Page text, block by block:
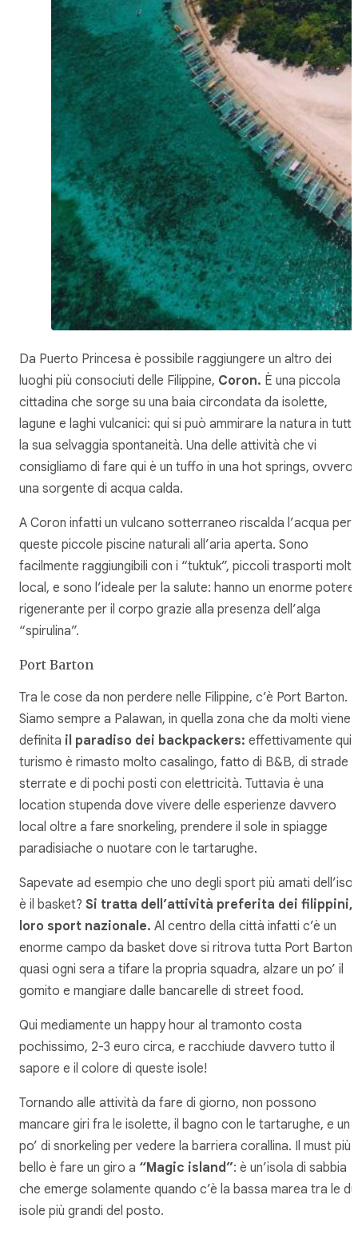
Da Puerto Princesa è possibile raggiungere un altro dei
luoghi più consociuti delle Filippine, Coron. È una piccola
cittadina che sorge su una baia circondata da isolette,
lagune e laghi vulcanici: qui si può ammirare la natura in tutta
la sua selvaggia spontaneità. Una delle attività che vi
consigliamo di fare qui è un tuffo in una hot springs, ovvero
una sorgente di acqua calda.
A Coron infatti un vulcano sotterraneo riscalda l’acqua per
queste piccole piscine naturali all’aria aperta. Sono
facilmente raggiungibili con i “tuktuk”, piccoli trasporti
local, e sono l’ideale per la salute: hanno un enorme potere
rigenerante per il corpo grazie alla presenza dell’alga
“spirulina”.
Port Barton
Tra le cose da non perdere nelle Filippine, c’è Port Barton.
Siamo sempre a Palawan, in quella zona che da molti viene
definita il paradiso dei backpackers: effettivamente qui
turismo è rimasto molto casalingo, fatto di B&B, di strade
sterrate e di pochi posti con elettricità. Tuttavia è una
location stupenda dove vivere delle esperienze davvero
local oltre a fare snorkeling, prendere il sole in spiagge
paradisiache o nuotare con le tartarughe.
Sapevate ad esempio che uno degli sport più amati
è il basket? Si tratta dell’attività preferita dei filippini,
loro sport nazionale. Al centro della città infatti c’è un
enorme campo da basket dove si ritrova tutta Port Barton
quasi ogni sera a tifare la propria squadra, alzare un po’ il
gomito e mangiare dalle bancarelle di street food.
Qui mediamente un happy hour al tramonto costa
pochissimo, 2-3 euro circa, e racchiude davvero tutto il
sapore e il colore di queste isole!
Tornando alle attività da fare di giorno, non possono
mancare giri fra le isolette, il bagno con le tartarughe, e un
po’ di snorkeling per vedere la barriera corallina. Il must più
bello è fare un giro a “Magic island”: è un’isola di sabbia
che emerge solamente quando c’è la bassa marea tra le
isole più grandi del posto.